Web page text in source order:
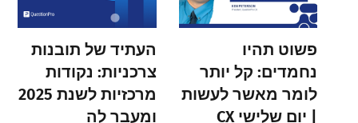
פשוט תהיו
נחמדים: קל יותר
לומר מאשר לעשות
| יום שלישי CX
העתיד של תובנות
צרכניות: נקודות
מרכזיות לשנת 2025
ומעבר לה